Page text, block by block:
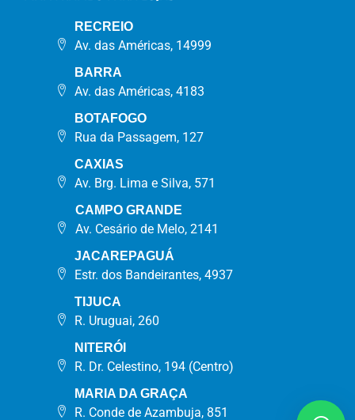
RECREIO
Av. das Américas, 14999
BARRA
Av. das Américas, 4183
BOTAFOGO
Rua da Passagem, 127
CAXIAS
Av. Brg. Lima e Silva, 571
CAMPO GRANDE
Av. Cesário de Melo, 2141
JACAREPAGUÁ
Estr. dos Bandeirantes, 4937
TIJUCA
R. Uruguai, 260
NITERÓI
R. Dr. Celestino, 194 (Centro)
MARIA DA GRAÇA
R. Conde de Azambuja, 851